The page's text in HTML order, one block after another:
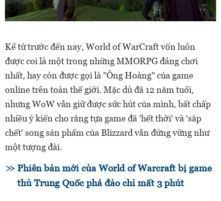
Kể từ trước đến nay, World of WarCraft vốn luôn
được coi là một trong những MMORPG đáng chơi
nhất, hay còn được gọi là "Ông Hoàng" của game
online trên toàn thế giới. Mặc dù đã 12 năm tuổi,
nhưng WoW vẫn giữ được sức hút của mình, bất chấp
nhiều ý kiến cho rằng tựa game đã 'hết thời' và 'sắp
chết' song sản phẩm của Blizzard vẫn đứng vững như
một tượng đài.
Phiên bản mới của World of Warcraft bị game
thủ Trung Quốc phá đảo chỉ mất 3 phút